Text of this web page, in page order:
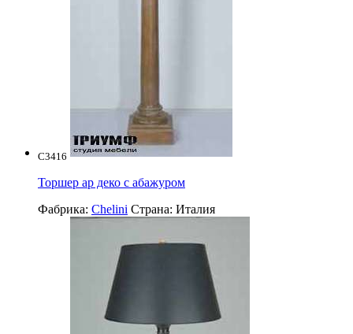
C3416
Торшер ар деко с абажуром
Фабрика: Chelini Страна: Италия